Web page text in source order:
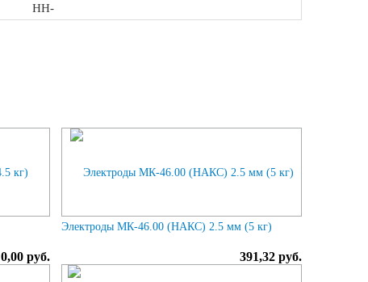
НН-
0,00 руб.
Электроды МК-46.00 (НАКС) 2.5 мм (5 кг)
391,32 руб.